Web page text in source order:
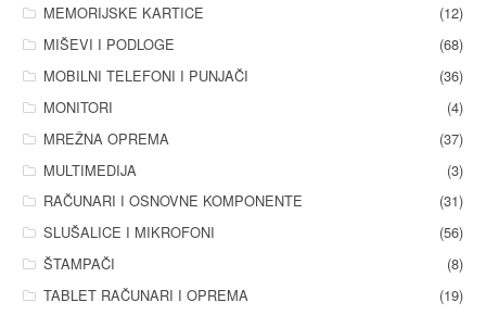
MEMORIJSKE KARTICE
(12)
MIŠEVI I PODLOGE
(68)
MOBILNI TELEFONI I PUNJAČI
(36)
MONITORI
(4)
MREŽNA OPREMA
(37)
MULTIMEDIJA
(3)
RAČUNARI I OSNOVNE KOMPONENTE
(31)
SLUŠALICE I MIKROFONI
(56)
ŠTAMPAČI
(8)
TABLET RAČUNARI I OPREMA
(19)